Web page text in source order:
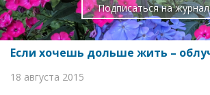
Подписаться на журнал
Если хочешь дольше жить –
18 августа 2015